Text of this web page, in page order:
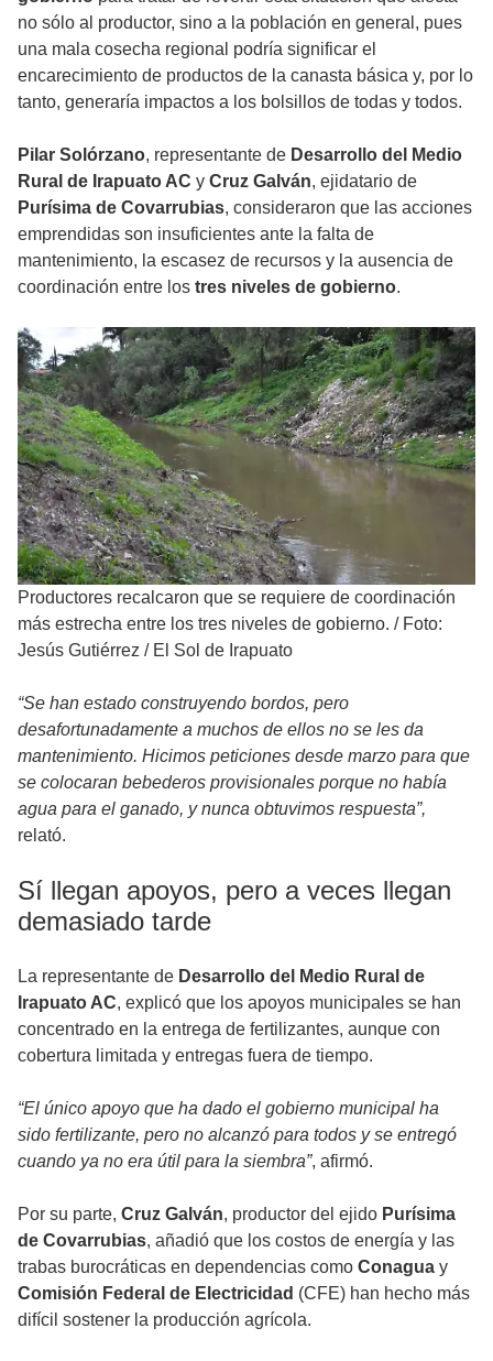
no sólo al productor, sino a la población en general, pues
una mala cosecha regional podría significar el
encarecimiento de productos de la canasta básica y, por lo
tanto, generaría impactos a los bolsillos de todas y todos.
Pilar Solórzano, representante de Desarrollo del Medio
Rural de Irapuato AC y Cruz Galván, ejidatario de
Purísima de Covarrubias, consideraron que las acciones
emprendidas son insuficientes ante la falta de
mantenimiento, la escasez de recursos y la ausencia de
coordinación entre los tres niveles de gobierno.
Productores recalcaron que se requiere de coordinación
más estrecha entre los tres niveles de gobierno. / Foto:
Jesús Gutiérrez / El Sol de Irapuato
“Se han estado construyendo bordos, pero
desafortunadamente a muchos de ellos no se les da
mantenimiento. Hicimos peticiones desde marzo para que
se colocaran bebederos provisionales porque no había
agua para el ganado, y nunca obtuvimos respuesta”,
relató.
Sí llegan apoyos, pero a veces llegan
demasiado tarde
La representante de Desarrollo del Medio Rural de
Irapuato AC, explicó que los apoyos municipales se han
concentrado en la entrega de fertilizantes, aunque con
cobertura limitada y entregas fuera de tiempo.
“El único apoyo que ha dado el gobierno municipal ha
sido fertilizante, pero no alcanzó para todos y se entregó
cuando ya no era útil para la siembra”, afirmó.
Por su parte, Cruz Galván, productor del ejido Purísima
de Covarrubias, añadió que los costos de energía y las
trabas burocráticas en dependencias como Conagua y
Comisión Federal de Electricidad (CFE) han hecho más
difícil sostener la producción agrícola.